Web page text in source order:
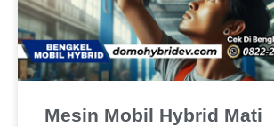
Mesin Mobil Hybrid Mati